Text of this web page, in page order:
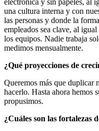
electrónica y sin papeles, al
una cultura interna y con
las personas y donde la
empleados sea clave, al
los equipos. Nadie trabaja
medimos mensualmente.
¿Qué proyecciones de
Queremos más que duplicar
hacerlo. Hasta ahora hemos
propusimos.
¿Cuáles son las fortalezas